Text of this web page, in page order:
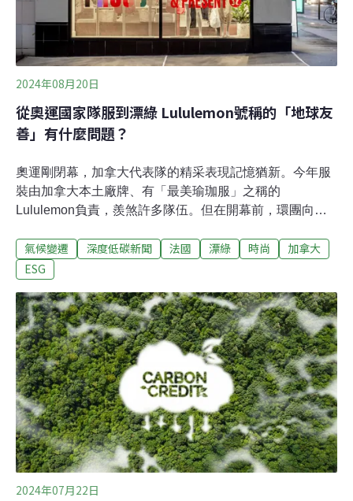
專案來避險，採用「投資組合」是可行作法。中華經濟研
究院能源與環境研究中心主任劉哲良則表示，坊間常見宣
稱「我有獨特的碳源」，其實可能是未經合格方
2024年08月20日
從奧運國家隊服到漂綠 Lululemon號稱的「地球友
善」有什麼問題？
奧運剛閉幕，加拿大代表隊的精采表現記憶猶新。今年服
裝由加拿大本土廠牌、有「最美瑜珈服」之稱的
Lululemon負責，羨煞許多隊伍。但在開幕前，環團向法
善」，並稱「加拿大運動員應該得到更好的（運動服
飾）」。碳排上升材質難回收 「地球友善」遭控是宣傳用
愛，Lululemon順勢崛起。2023年淨營收增長19%，達96
億美元，躍升為全球第四大最受歡迎的運動品牌，僅次於
Nike、Adidas 和 Puma。Lululemon在2020年喊出「人
性、健康、地球友善」（Be human. Be well. Be planet.）
三大支柱，持續推廣環境理念，累積人氣。7月24日，加
拿大環保組織Stand.earth採取法律行動，向法國競爭、消
費和反詐騙總局（DGCCRF）控告Lululemon漂綠
氣候變遷 深度低碳新聞 法國 漂綠 時尚
加拿大
ESG
2024年07月22日